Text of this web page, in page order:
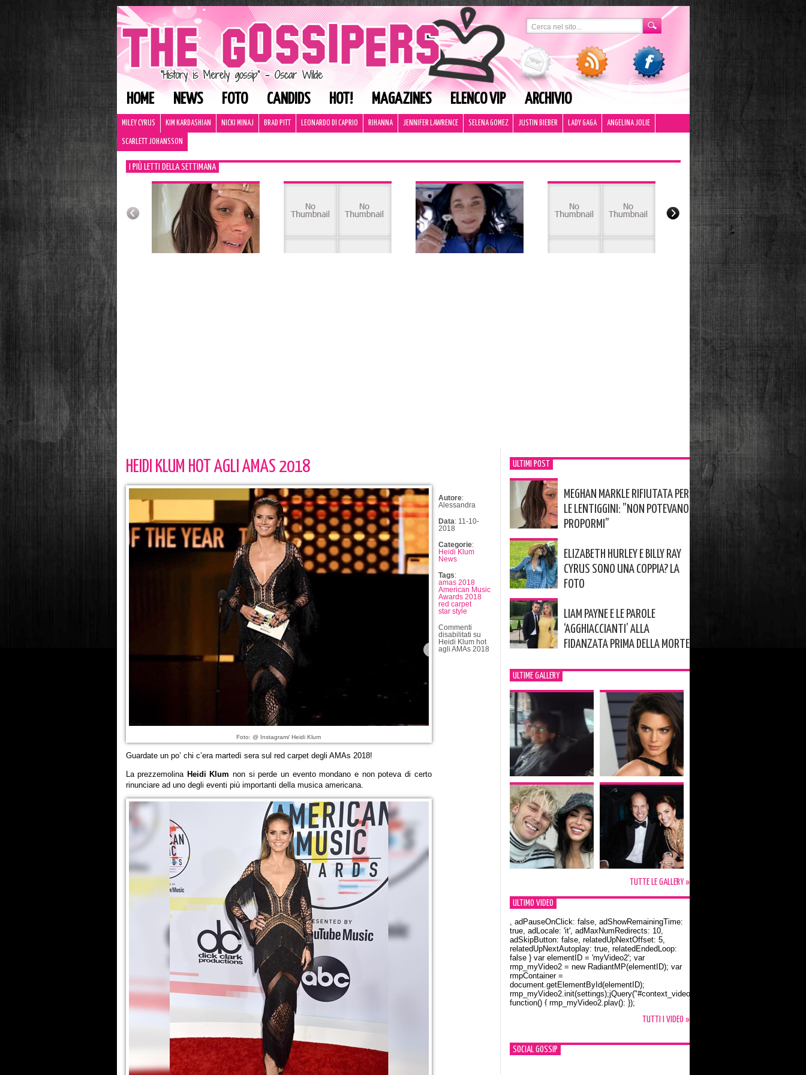
HOME NEWS FOTO CANDIDS HOT! MAGAZINES ELENCO VIP ARCHIVIO
MILEY CYRUS KIM KARDASHIAN NICKI MINAJ BRAD PITT LEONARDO DI CAPRIO RIHANNA JENNIFER LAWRENCE SELENA GOMEZ JUSTIN BIEBER LADY GAGA ANGELINA JOLIE
SCARLETT JOHANSSON
I PIÙ LETTI DELLA SETTIMANA
HEIDI KLUM HOT AGLI AMAS 2018
Foto: @ Instagram/ Heidi Klum
Guardate un po’ chi c’era martedì sera sul red carpet degli AMAs 2018!
La prezzemolina Heidi Klum non si perde un evento mondano e non poteva di certo
rinunciare ad uno degli eventi più importanti della musica americana.
Autore:
Alessandra
Data: 11-10-
2018
Categorie:
Heidi Klum
News
Tags:
amas 2018
American Music
Awards 2018
red carpet
star style
Commenti
disabilitati su
Heidi Klum hot
agli AMAs 2018
ULTIMI POST
MEGHAN MARKLE RIFIUTATA PER
LE LENTIGGINI: ”NON POTEVANO
PROPORMI”
ELIZABETH HURLEY E BILLY RAY
CYRUS SONO UNA COPPIA? LA
FOTO
LIAM PAYNE E LE PAROLE
‘AGGHIACCIANTI’ ALLA
FIDANZATA PRIMA DELLA MORTE
ULTIME GALLERY
TUTTE LE GALLERY »
ULTIMO VIDEO
Orlando Bloom e la t-shirt dedicata a Flynn
, adPauseOnClick: false, adShowRemainingTime:
true, adLocale: 'it', adMaxNumRedirects: 10,
adSkipButton: false, relatedUpNextOffset: 5,
relatedUpNextAutoplay: true, relatedEndedLoop:
false } var elementID = 'myVideo2'; var
rmp_myVideo2 = new RadiantMP(elementID); var
rmpContainer =
document.getElementById(elementID);
rmp_myVideo2.init(settings);jQuery("#context_video2").one("mouseover",
function() { rmp_myVideo2.play(); });
TUTTI I VIDEO »
SOCIAL GOSSIP